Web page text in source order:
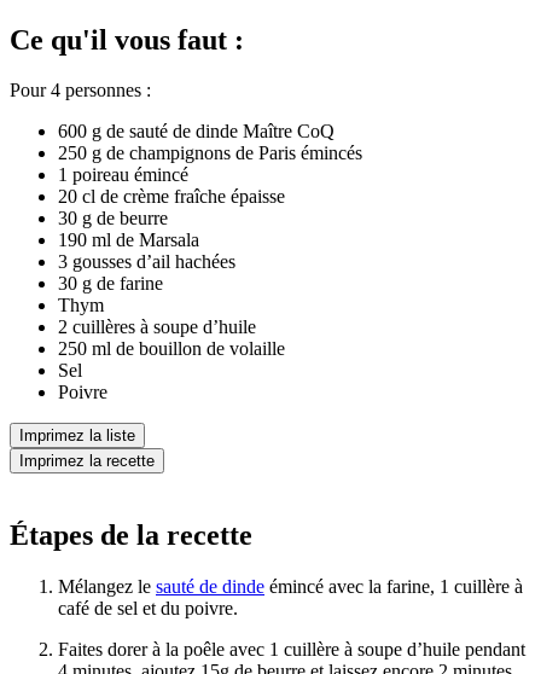
Ce qu'il vous faut :
Pour 4 personnes :
600 g de sauté de dinde Maître CoQ
250 g de champignons de Paris émincés
1 poireau émincé
20 cl de crème fraîche épaisse
30 g de beurre
190 ml de Marsala
3 gousses d’ail hachées
30 g de farine
Thym
2 cuillères à soupe d’huile
250 ml de bouillon de volaille
Sel
Poivre
Imprimez la liste
Imprimez la recette
Étapes de la recette
Mélangez le sauté de dinde émincé avec la farine, 1 cuillère à
café de sel et du poivre.
Faites dorer à la poêle avec 1 cuillère à soupe d’huile pendant